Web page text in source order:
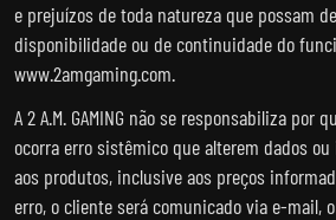
e prejuízos de toda natureza que possam
disponibilidade ou de continuidade do
www.2amgaming.com.
A 2 A.M. GAMING não se responsabiliza por
ocorra erro sistêmico que alterem dados
aos produtos, inclusive aos preços
erro, o cliente será comunicado via e-mail,